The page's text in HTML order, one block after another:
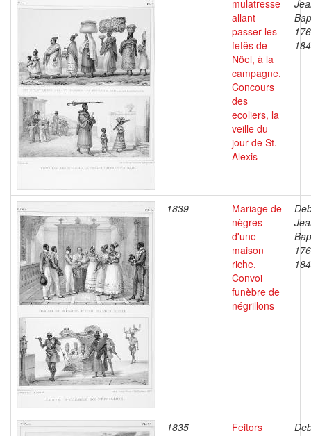
mulatresse
allant
passer les
fetês de
Nöel, à la
campagne.
Concours
des
ecoliers, la
veille du
jour de St.
Alexis
1839
Mariage de
nègres
d'une
maison
riche.
Convoi
funèbre de
négrillons
1835
Feitors